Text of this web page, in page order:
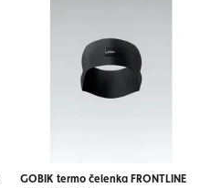
GOBIK termo čelenka FRONTLINE